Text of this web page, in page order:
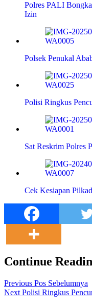
Polres PALI
Izin
Polsek Penukal
Polisi Ringkus
Sat Reskrim Polres
Cek Kesiapan
Continue
Previous Pos Sebelumnya
Next Polisi Ringkus